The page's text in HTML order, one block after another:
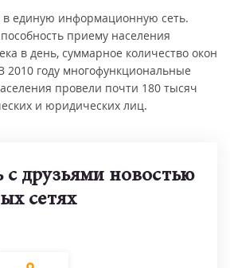
в единую информационную сеть.
приему населения
в день, суммарное количество окон
году многофункциональные
провели почти 180 тысяч
и юридических лиц.
с друзьями новостью
сетях